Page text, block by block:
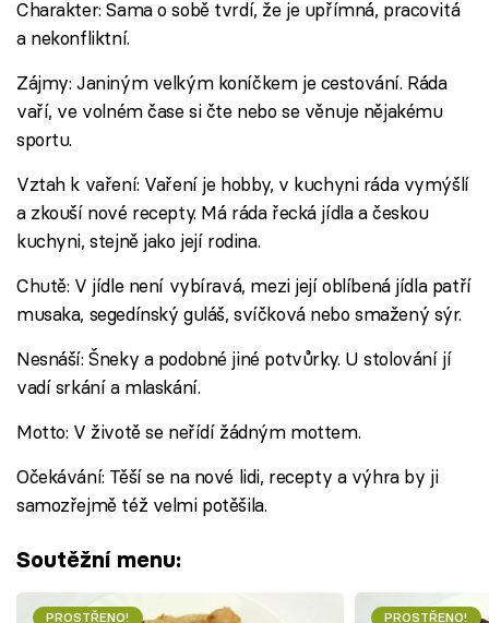
Charakter: Sama o sobě tvrdí, že je upřímná, pracovitá
a nekonfliktní.
Zájmy: Janiným velkým koníčkem je cestování. Ráda
vaří, ve volném čase si čte nebo se věnuje nějakému
sportu.
Vztah k vaření: Vaření je hobby, v kuchyni ráda vymýšlí
a zkouší nové recepty. Má ráda řecká jídla a českou
kuchyni, stejně jako její rodina.
Chutě: V jídle není vybíravá, mezi její oblíbená jídla patří
musaka, segedínský guláš, svíčková nebo smažený sýr.
Nesnáší: Šneky a podobné jiné potvůrky. U stolování jí
vadí srkání a mlaskání.
Motto: V životě se neřídí žádným mottem.
Očekávání: Těší se na nové lidi, recepty a výhra by ji
samozřejmě též velmi potěšila.
Soutěžní menu:
PROSTŘENO! PROSTŘENO!